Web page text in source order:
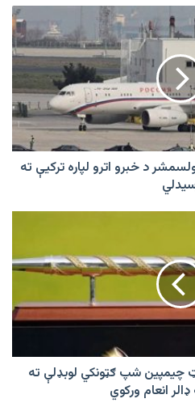
د خبرو اترو لپاره ترکیې ته
چیمپین شپ ګټونکي لوبډلې ته